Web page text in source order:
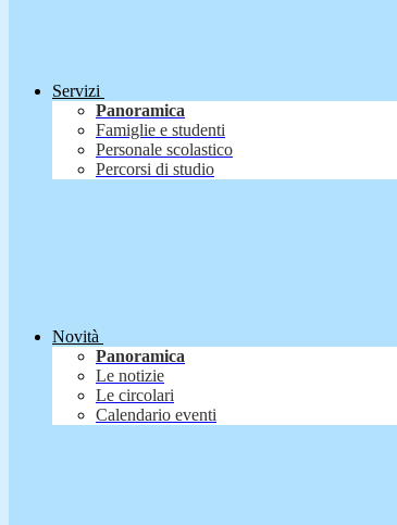
Servizi
Panoramica
Famiglie e studenti
Personale scolastico
Percorsi di studio
Novità
Panoramica
Le notizie
Le circolari
Calendario eventi